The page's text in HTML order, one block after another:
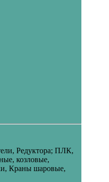
Редуктора; ПЛК,
козловые,
Краны шаровые,